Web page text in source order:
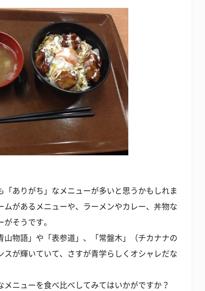
「ありがち」なメニューが多いと思うかもしれま
があるメニューや、ラーメンやカレー、丼物な
そうです。
物語」や「表参道」、「常盤木」（チカナナの
スが輝いていて、さすが青学らしくオシャレだな
ニューを食べ比べしてみてはいかがですか？